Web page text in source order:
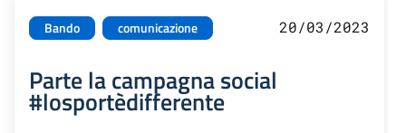
Bando comunicazione 20/03/2023
Parte la campagna social
#losportèdifferente